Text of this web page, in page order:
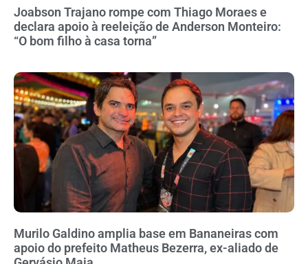
Joabson Trajano rompe com Thiago Moraes e
declara apoio à reeleição de Anderson Monteiro:
“O bom filho à casa torna”
Murilo Galdino amplia base em Bananeiras com
apoio do prefeito Matheus Bezerra, ex-aliado de